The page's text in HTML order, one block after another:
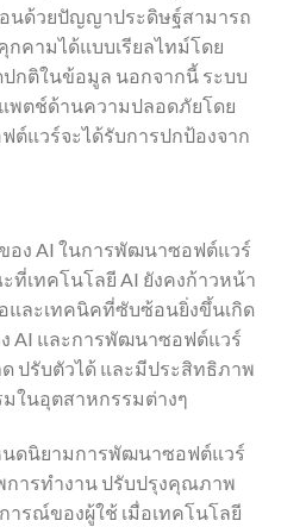
นด้วยปัญญาประดิษฐ์สามารถ
คามได้แบบเรียลไทม์โดย
กติในข้อมูล นอกจากนี้ ระบบ
พตช์ด้านความปลอดภัยโดย
ต์แวร์จะได้รับการปกป้องจาก
อง AI ในการพัฒนาซอฟต์แวร์
เทคโนโลยี AI ยังคงก้าวหน้า
และเทคนิคที่ซับซ้อนยิ่งขึ้นเกิด
AI และการพัฒนาซอฟต์แวร์
ปรับตัวได้ และมีประสิทธิภาพ
ในอุตสาหกรรมต่างๆ
นดนิยามการพัฒนาซอฟต์แวร์
ารทำงาน ปรับปรุงคุณภาพ
ารณ์ของผู้ใช้ เมื่อเทคโนโลยี